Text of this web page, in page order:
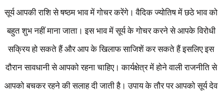
सूर्य आपकी राशि से षष्ठम भाव में गोचर करेंगे। वैदिक ज्योतिष में छठे भाव को
बहुत शुभ नहीं माना जाता। इस भाव में सूर्य के गोचर करने से आपके विरोधी
सक्रिय हो सकते हैं और आप के खिलाफ साजिशें कर सकते हैं इसलिए इस
दौरान सावधानी से आपको रहना चाहिए। कार्यक्षेत्र में होने वाली राजनीति से
आपको बचकर रहने की सलाह दी जाती है। उपाय के तौर पर आपको सूर्य देव